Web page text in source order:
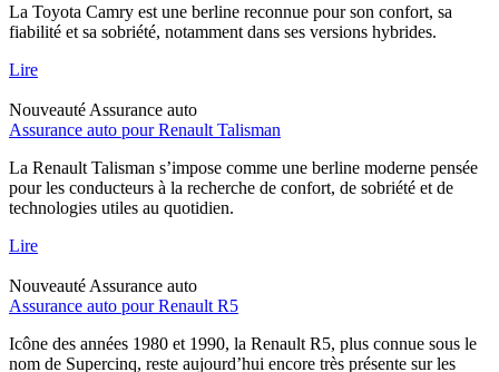
La Toyota Camry est une berline reconnue pour son confort, sa
fiabilité et sa sobriété, notamment dans ses versions hybrides.
Lire
Nouveauté Assurance auto
Assurance auto pour Renault Talisman
La Renault Talisman s’impose comme une berline moderne pensée
pour les conducteurs à la recherche de confort, de sobriété et de
technologies utiles au quotidien.
Lire
Nouveauté Assurance auto
Assurance auto pour Renault R5
Icône des années 1980 et 1990, la Renault R5, plus connue sous le
nom de Supercinq, reste aujourd’hui encore très présente sur les